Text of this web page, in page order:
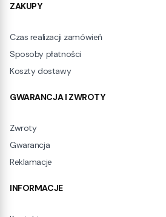
ZAKUPY
Czas realizacji zamówień
Sposoby płatności
Koszty dostawy
GWARANCJA I ZWROTY
Zwroty
Gwarancja
Reklamacje
INFORMACJE